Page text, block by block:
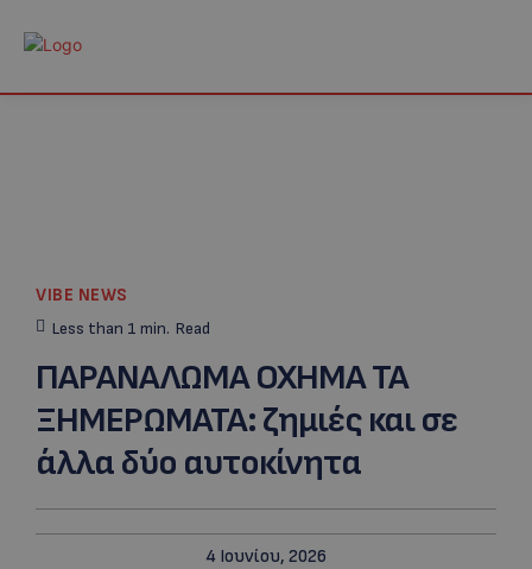
VIBE NEWS
Less than 1 min. Read
ΠΑΡΑΝΑΛΩΜΑ ΟΧΗΜΑ ΤΑ
ΞΗΜΕΡΩΜΑΤΑ: ζημιές και σε
άλλα δύο αυτοκίνητα
4 Ιουνίου, 2026